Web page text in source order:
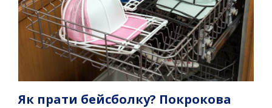
Як прати бейсболку? Покрокова